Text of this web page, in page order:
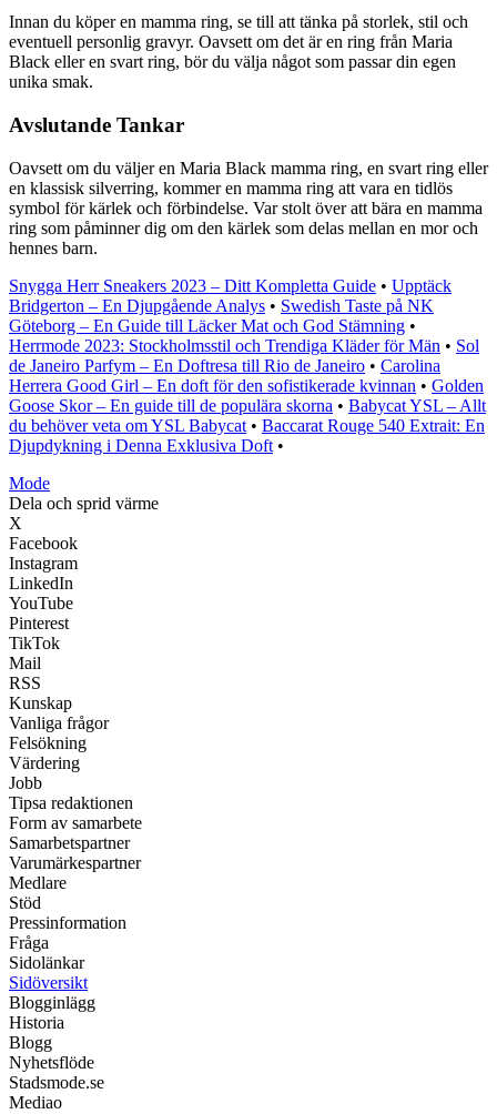
Innan du köper en mamma ring, se till att tänka på storlek, stil och
eventuell personlig gravyr. Oavsett om det är en ring från Maria
Black eller en svart ring, bör du välja något som passar din egen
unika smak.
Avslutande Tankar
Oavsett om du väljer en Maria Black mamma ring, en svart ring eller
en klassisk silverring, kommer en mamma ring att vara en tidlös
symbol för kärlek och förbindelse. Var stolt över att bära en mamma
ring som påminner dig om den kärlek som delas mellan en mor och
hennes barn.
Snygga Herr Sneakers 2023 – Ditt Kompletta Guide • Upptäck
Bridgerton – En Djupgående Analys • Swedish Taste på NK
Göteborg – En Guide till Läcker Mat och God Stämning •
Herrmode 2023: Stockholmsstil och Trendiga Kläder för Män • Sol
de Janeiro Parfym – En Doftresa till Rio de Janeiro • Carolina
Herrera Good Girl – En doft för den sofistikerade kvinnan • Golden
Goose Skor – En guide till de populära skorna • Babycat YSL – Allt
du behöver veta om YSL Babycat • Baccarat Rouge 540 Extrait: En
Djupdykning i Denna Exklusiva Doft •
Mode
Dela och sprid värme
X
Facebook
Instagram
LinkedIn
YouTube
Pinterest
TikTok
Mail
RSS
Kunskap
Vanliga frågor
Felsökning
Värdering
Jobb
Tipsa redaktionen
Form av samarbete
Samarbetspartner
Varumärkespartner
Medlare
Stöd
Pressinformation
Fråga
Sidolänkar
Sidöversikt
Blogginlägg
Historia
Blogg
Nyhetsflöde
Stadsmode.se
Mediao